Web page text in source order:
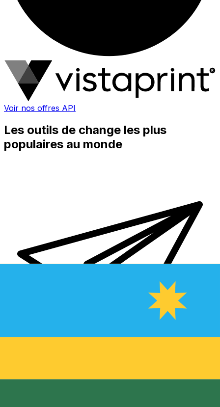
Voir nos offres API
Les outils de change les plus
populaires au monde